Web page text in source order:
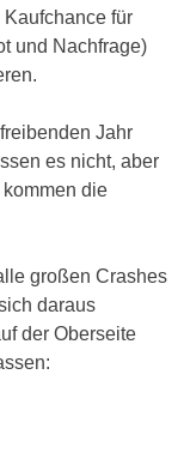
für
und Nachfrage)
Jahr
es nicht, aber
die
großen Crashes
daraus
der Oberseite